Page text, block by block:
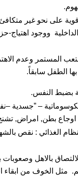
على نحو غير متكافئ
الداخلية ووجود اهتياج-
المستمر وعدم
الطفل سابقاً.
بضبط النفس.
– ”جسدية
اوجاع بطن, امراض,
الغذائي : نقص
بالاهل وصعوبات
مثل الخوف من ابقاء